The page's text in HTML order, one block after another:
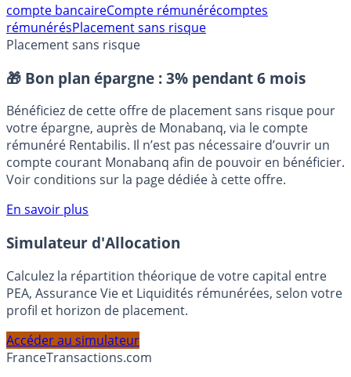
compte bancaireCompte rémunéré
rémunérésPlacement sans risque
Placement sans risque
🎁 Bon plan épargne : 3% pendant 6 mois
Bénéficiez de cette offre de placement sans risque pour
votre épargne, auprès de Monabanq, via le compte
rémunéré Rentabilis. Il n’est pas nécessaire d’ouvrir un
compte courant Monabanq afin de pouvoir en bénéficier.
Voir conditions sur la page dédiée à cette offre.
En savoir plus
Simulateur d'Allocation
Calculez la répartition théorique de votre capital entre
PEA, Assurance Vie et Liquidités rémunérées, selon votre
profil et horizon de placement.
Accéder au simulateur